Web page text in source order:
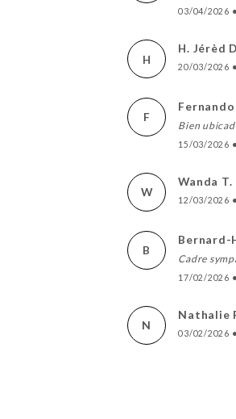
03/04/2026 •
H
H. Jérèd
20/03/2026 •
F
Bien
15/03/2026 •
W
Wanda
12/03/2026 •
B
Bernard-
Cadre
17/02/2026 •
N
Nathalie
03/02/2026 •